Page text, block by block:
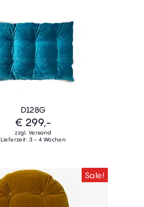
D128G
€ 299,-
zzgl. Versand
Lieferzeit: 3 - 4 Wochen
Sale!